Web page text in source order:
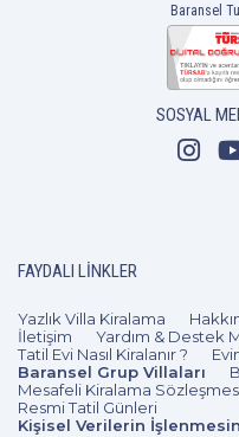
Baransel
SOSYAL
FAYDALI LINKLER
Yazlık Villa Kiralama
İletişim
Yardım & Destek
Tatil Evi Nasıl Kiralanır ?
Baransel Grup Villaları
Mesafeli Kiralama
Resmi Tatil Günleri
Kişisel Verilerin